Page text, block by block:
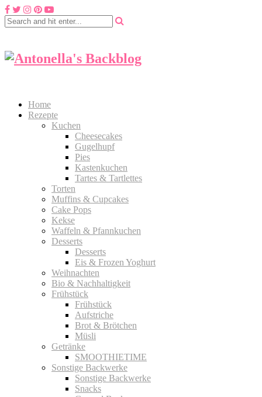
Home
Rezepte
Kuchen
Cheesecakes
Gugelhupf
Pies
Kastenkuchen
Tartes & Tartlettes
Torten
Muffins & Cupcakes
Cake Pops
Kekse
Waffeln & Pfannkuchen
Desserts
Desserts
Eis & Frozen Yoghurt
Weihnachten
Bio & Nachhaltigkeit
Frühstück
Frühstück
Aufstriche
Brot & Brötchen
Müsli
Getränke
SMOOTHIETIME
Sonstige Backwerke
Sonstige Backwerke
Snacks